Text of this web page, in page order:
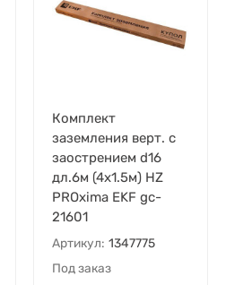
Комплект
заземления верт. с
заострением d16
дл.6м (4х1.5м) HZ
PROxima EKF gc-
21601
Артикул: 1347775
Под заказ